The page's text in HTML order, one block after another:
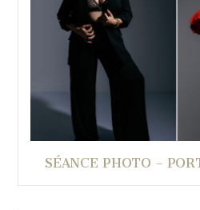
SÉANCE PHOTO –